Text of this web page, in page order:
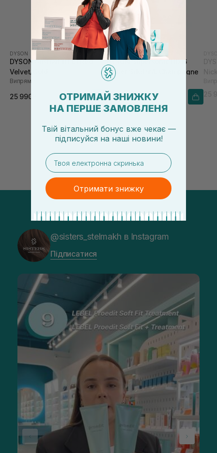
DYSON
DYSON Airstrait HT01 Red
Velvet/Gold
Випрямляч для волосся
25 990₴
DYSON
DYSON Supersonic HD16
Amber Silk/Pink Champagne
Фен
25 990₴
@sisters_stelmakh в Instagram
Підписатися
ОТРИМАЙ ЗНИЖКУ
НА ПЕРШЕ ЗАМОВЛЕНЯ
Твій вітальний бонус вже чекає —
підписуйся на наші новини!
email
Отримати знижку